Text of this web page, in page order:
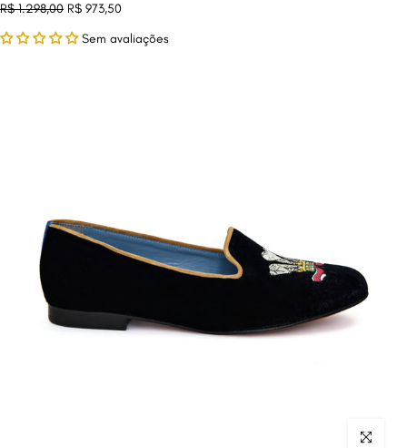
R$ 1.298,00 R$ 973,50
Sem avaliações
Ampliar